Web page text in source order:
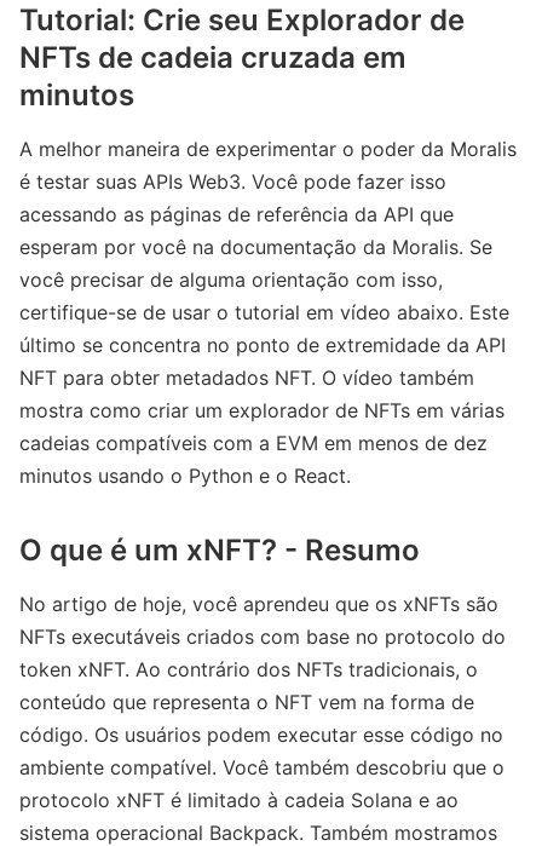
Tutorial: Crie seu Explorador de
NFTs de cadeia cruzada em
minutos
A melhor maneira de experimentar o poder da Moralis
é testar suas APIs Web3. Você pode fazer isso
acessando as páginas de referência da API que
esperam por você na documentação da Moralis. Se
você precisar de alguma orientação com isso,
certifique-se de usar o tutorial em vídeo abaixo. Este
último se concentra no ponto de extremidade da API
NFT para obter metadados NFT. O vídeo também
mostra como criar um explorador de NFTs em várias
cadeias compatíveis com a EVM em menos de dez
minutos usando o Python e o React.
O que é um xNFT? - Resumo
No artigo de hoje, você aprendeu que os xNFTs são
NFTs executáveis ​​criados com base no protocolo do
token xNFT. Ao contrário dos NFTs tradicionais, o
conteúdo que representa o NFT vem na forma de
código. Os usuários podem executar esse código no
ambiente compatível. Você também descobriu que o
protocolo xNFT é limitado à cadeia Solana e ao
sistema operacional Backpack. Também mostramos